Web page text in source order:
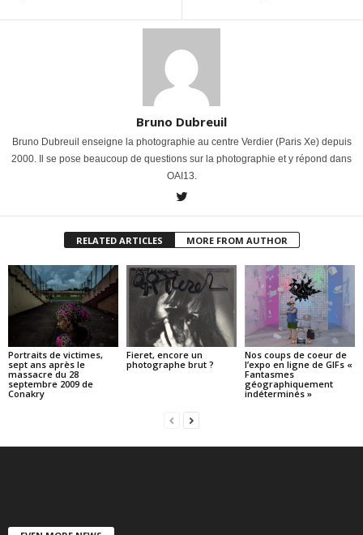
Bruno Dubreuil
Bruno Dubreuil enseigne la photographie au centre Verdier (Paris Xe) depuis
2000. Il se pose beaucoup de questions sur la photographie et y répond dans
OAI13.
RELATED ARTICLES MORE FROM AUTHOR
Portraits de victimes,
sept ans après le
massacre du 28
septembre 2009 de
Conakry
Fieret, encore un
photographe brut ?
Nos coups de coeur de
l’expo en ligne de GIFs «
Fantasmes
géographiquement
indéterminés »